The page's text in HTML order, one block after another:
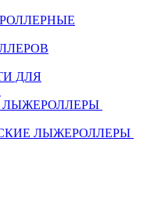
ДЛЯ
ЛЫЖЕРОЛЛЕРЫ
ЛЫЖЕРОЛЛЕРЫ